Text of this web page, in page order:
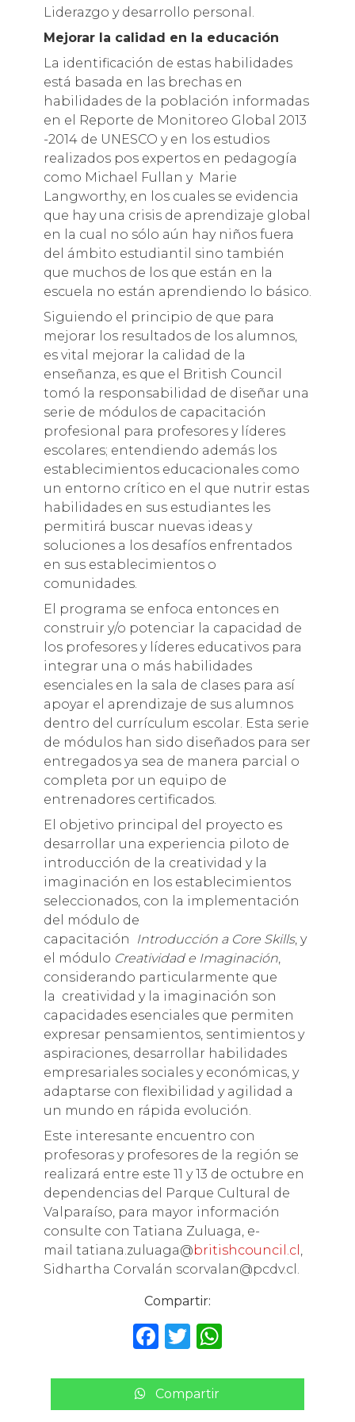
Liderazgo y desarrollo personal.
Mejorar la calidad en la educación
La identificación de estas habilidades
está basada en las brechas en
habilidades de la población informadas
en el Reporte de Monitoreo Global 2013
-2014 de UNESCO y en los estudios
realizados pos expertos en pedagogía
como Michael Fullan y Marie
Langworthy, en los cuales se evidencia
que hay una crisis de aprendizaje global
en la cual no sólo aún hay niños fuera
del ámbito estudiantil sino también
que muchos de los que están en la
escuela no están aprendiendo lo básico.
Siguiendo el principio de que para
mejorar los resultados de los alumnos,
es vital mejorar la calidad de la
enseñanza, es que el British Council
tomó la responsabilidad de diseñar una
serie de módulos de capacitación
profesional para profesores y líderes
escolares; entendiendo además los
establecimientos educacionales como
un entorno crítico en el que nutrir estas
habilidades en sus estudiantes les
permitirá buscar nuevas ideas y
soluciones a los desafíos enfrentados
en sus establecimientos o
comunidades.
El programa se enfoca entonces en
construir y/o potenciar la capacidad de
los profesores y líderes educativos para
integrar una o más habilidades
esenciales en la sala de clases para así
apoyar el aprendizaje de sus alumnos
dentro del currículum escolar. Esta serie
de módulos han sido diseñados para ser
entregados ya sea de manera parcial o
completa por un equipo de
entrenadores certificados.
El objetivo principal del proyecto es
desarrollar una experiencia piloto de
introducción de la creatividad y la
imaginación en los establecimientos
seleccionados, con la implementación
del módulo de
capacitación
Introducción a Core Skills, y
el módulo Creatividad e Imaginación,
considerando particularmente que
la creatividad y la imaginación son
capacidades esenciales que permiten
expresar pensamientos, sentimientos y
aspiraciones, desarrollar habilidades
empresariales sociales y económicas, y
adaptarse con flexibilidad y agilidad a
un mundo en rápida evolución.
Este interesante encuentro con
profesoras y profesores de la región se
realizará entre este 11 y 13 de octubre en
dependencias del Parque Cultural de
Valparaíso, para mayor información
consulte con Tatiana Zuluaga, e-
mail tatiana.zuluaga@britishcouncil.cl ,
Sidhartha Corvalán scorvalan@pcdv.cl.
Compartir:
F
c
e
T
it
te
W
a
ts
Compartir